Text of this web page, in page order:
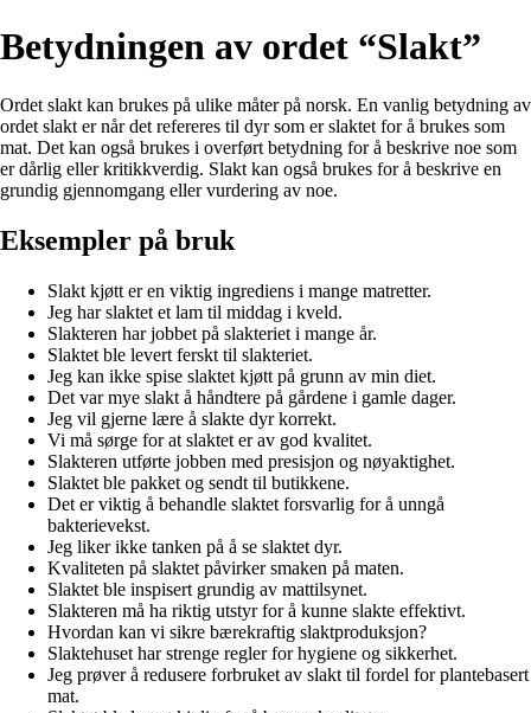
Betydningen av ordet “Slakt”
Ordet slakt kan brukes på ulike måter på norsk. En vanlig betydning av
ordet slakt er når det refereres til dyr som er slaktet for å brukes som
mat. Det kan også brukes i overført betydning for å beskrive noe som
er dårlig eller kritikkverdig. Slakt kan også brukes for å beskrive en
grundig gjennomgang eller vurdering av noe.
Eksempler på bruk
Slakt kjøtt er en viktig ingrediens i mange matretter.
Jeg har slaktet et lam til middag i kveld.
Slakteren har jobbet på slakteriet i mange år.
Slaktet ble levert ferskt til slakteriet.
Jeg kan ikke spise slaktet kjøtt på grunn av min diet.
Det var mye slakt å håndtere på gårdene i gamle dager.
Jeg vil gjerne lære å slakte dyr korrekt.
Vi må sørge for at slaktet er av god kvalitet.
Slakteren utførte jobben med presisjon og nøyaktighet.
Slaktet ble pakket og sendt til butikkene.
Det er viktig å behandle slaktet forsvarlig for å unngå
bakterievekst.
Jeg liker ikke tanken på å se slaktet dyr.
Kvaliteten på slaktet påvirker smaken på maten.
Slaktet ble inspisert grundig av mattilsynet.
Slakteren må ha riktig utstyr for å kunne slakte effektivt.
Hvordan kan vi sikre bærekraftig slaktproduksjon?
Slaktehuset har strenge regler for hygiene og sikkerhet.
Jeg prøver å redusere forbruket av slakt til fordel for plantebasert
mat.